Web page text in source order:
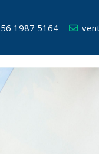
56 1987 5164